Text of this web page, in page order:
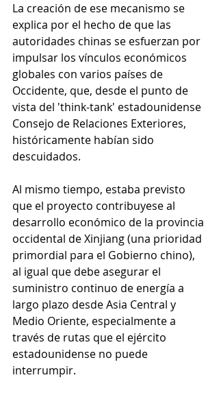
La creación de ese mecanismo se
explica por el hecho de que las
autoridades chinas se esfuerzan por
impulsar los vínculos económicos
globales con varios países de
Occidente, que, desde el punto de
vista del 'think-tank' estadounidense
Consejo de Relaciones Exteriores,
históricamente habían sido
descuidados.
Al mismo tiempo, estaba previsto
que el proyecto contribuyese al
desarrollo económico de la provincia
occidental de Xinjiang (una prioridad
primordial para el Gobierno chino),
al igual que debe asegurar el
suministro continuo de energía a
largo plazo desde Asia Central y
Medio Oriente, especialmente a
través de rutas que el ejército
estadounidense no puede
interrumpir.